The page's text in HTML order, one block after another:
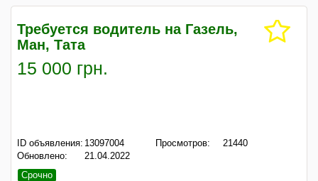
Требуется водитель на Газель,
Ман, Тата
15 000 грн.
ID объявления: 13097004
Обновлено:
21.04.2022
Просмотров: 21440
Срочно